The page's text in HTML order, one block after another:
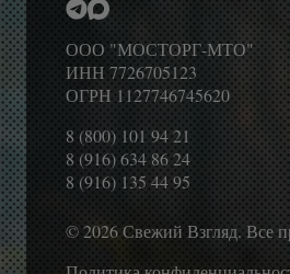
ООО "МОСТОРГ-МТО"
ИНН 7726705123
ОГРН 1127746745620
8 (800) 101 94 21
8 (916) 634 86 24
8 (916) 135 44 95
© 2026 Свежий Взгляд. Все